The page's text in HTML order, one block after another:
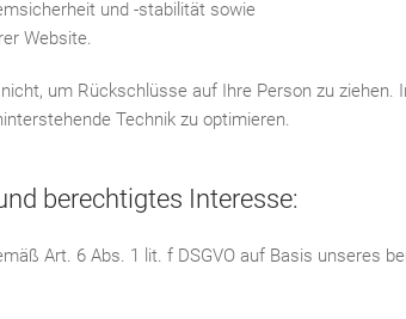
und -stabilität sowie
Website.
um Rückschlüsse auf Ihre Person zu
Technik zu optimieren.
berechtigtes Interesse:
Art. 6 Abs. 1 lit. f DSGVO auf Basis unseres